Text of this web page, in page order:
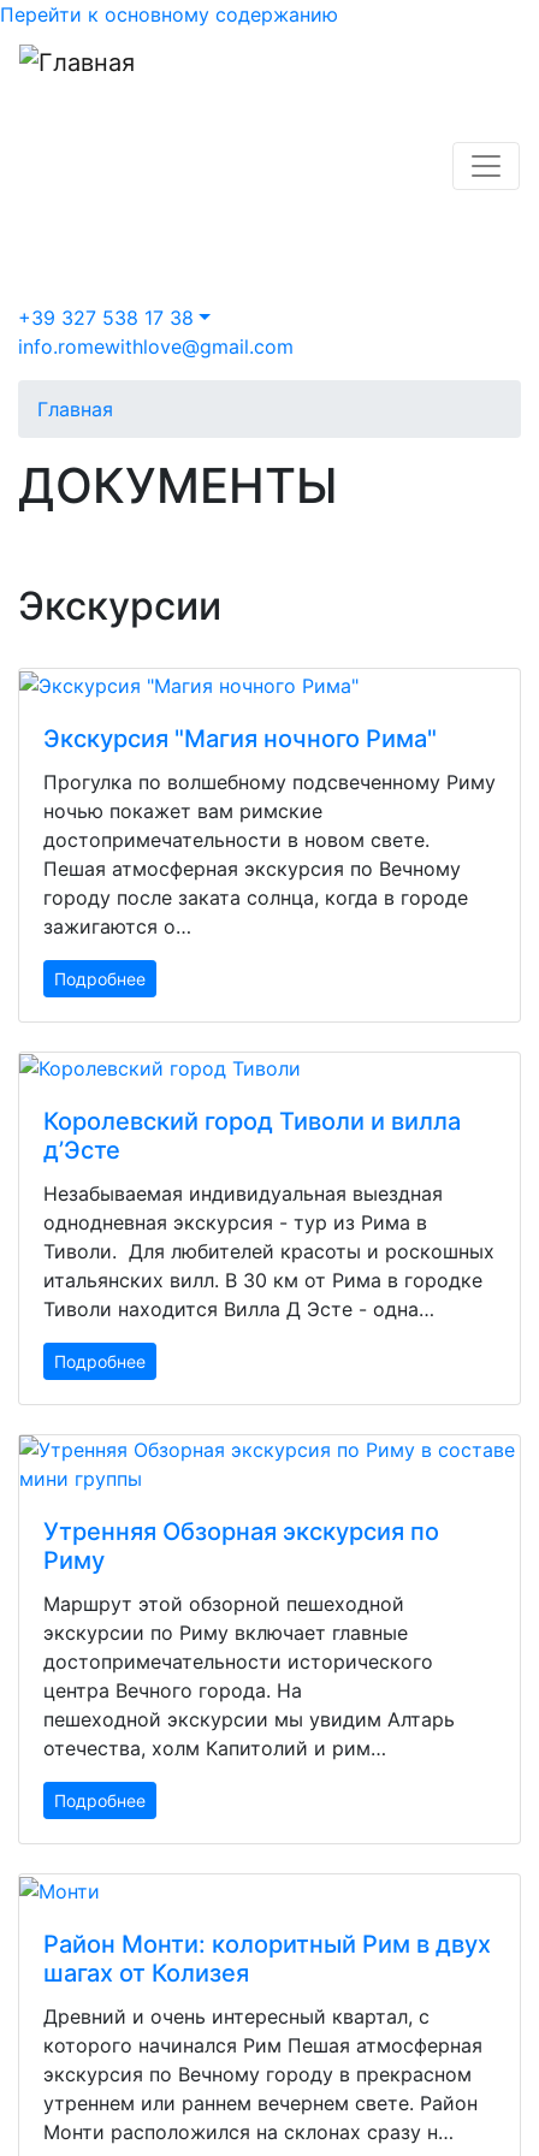
Перейти к основному содержанию
+39 327 538 17 38
info.romewithlove@gmail.com
Главная
ДОКУМЕНТЫ
Экскурсии
Экскурсия "Магия ночного Рима"
Прогулка по волшебному подсвеченному Риму
ночью покажет вам римские
достопримечательности в новом свете.
Пешая атмосферная экскурсия по Вечному
городу после заката солнца, когда в городе
зажигаются о…
Подробнее
Королевский город Тиволи и вилла
д’Эсте
Незабываемая индивидуальная выездная
однодневная экскурсия - тур из Рима в
Тиволи. Для любителей красоты и роскошных
итальянских вилл. В 30 км от Рима в городке
Тиволи находится Вилла Д Эсте - одна…
Подробнее
Утренняя Обзорная экскурсия по
Риму
Маршрут этой обзорной пешеходной
экскурсии по Риму включает главные
достопримечательности исторического
центра Вечного города. На
пешеходной экскурсии мы увидим Алтарь
отечества, холм Капитолий и рим…
Подробнее
Район Монти: колоритный Рим в двух
шагах от Колизея
Древний и очень интересный квартал, с
которого начинался Рим Пешая атмосферная
экскурсия по Вечному городу в прекрасном
утреннем или раннем вечернем свете. Район
Монти расположился на склонах сразу н…